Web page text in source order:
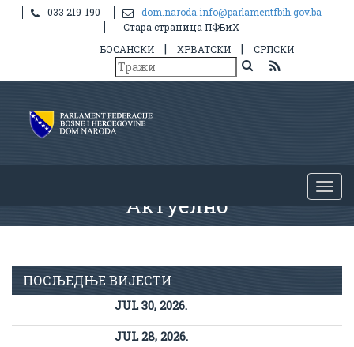
033 219-190
dom.naroda.info@parlamentfbih.gov.ba
Стара страница ПФБиХ
БОСАНСКИ
| ХРВАТСКИ | СРПСКИ
Актуелно
ПОСЉЕДЊЕ ВИЈЕСТИ
JUL 30, 2026.
JUL 28, 2026.